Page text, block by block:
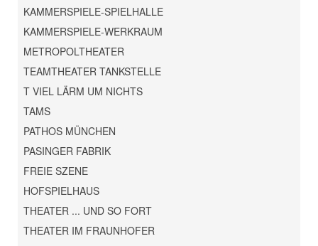
KAMMERSPIELE-SPIELHALLE
KAMMERSPIELE-WERKRAUM
METROPOLTHEATER
TEAMTHEATER TANKSTELLE
T VIEL LÄRM UM NICHTS
TAMS
PATHOS MÜNCHEN
PASINGER FABRIK
FREIE SZENE
HOFSPIELHAUS
THEATER ... UND SO FORT
THEATER IM FRAUNHOFER